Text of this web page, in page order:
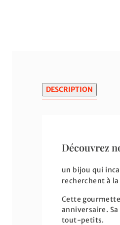
DESCRIPTION
Découvrez
un bijou qui
recherchent à
Cette
anniversaire.
tout-petits.